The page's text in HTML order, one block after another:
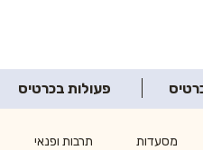
פעולות בכרטיס
מסעדות תרבות ופנאי